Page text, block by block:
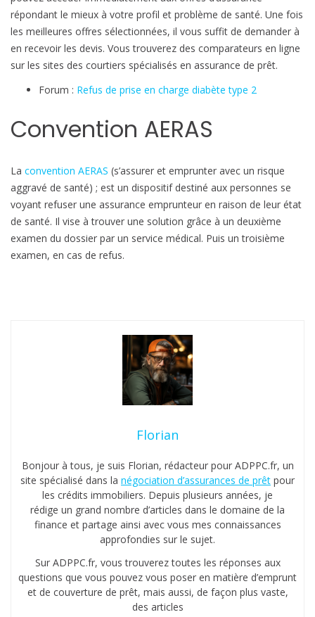
répondant le mieux à votre profil et problème de santé. Une fois
les meilleures offres sélectionnées, il vous suffit de demander à
en recevoir les devis. Vous trouverez des comparateurs en ligne
sur les sites des courtiers spécialisés en assurance de prêt.
Forum : Refus de prise en charge diabète type 2
Convention AERAS
La convention AERAS (s’assurer et emprunter avec un risque
aggravé de santé) ; est un dispositif destiné aux personnes se
voyant refuser une assurance emprunteur en raison de leur état
de santé. Il vise à trouver une solution grâce à un deuxième
examen du dossier par un service médical. Puis un troisième
examen, en cas de refus.
Florian
Bonjour à tous, je suis Florian, rédacteur pour ADPPC.fr, un
site spécialisé dans la négociation d’assurances de prêt pour
les crédits immobiliers. Depuis plusieurs années, je
rédige un grand nombre d’articles dans le domaine de la
finance et partage ainsi avec vous mes connaissances
approfondies sur le sujet.
Sur ADPPC.fr, vous trouverez toutes les réponses aux
questions que vous pouvez vous poser en matière d’emprunt
et de couverture de prêt, mais aussi, de façon plus vaste,
des articles